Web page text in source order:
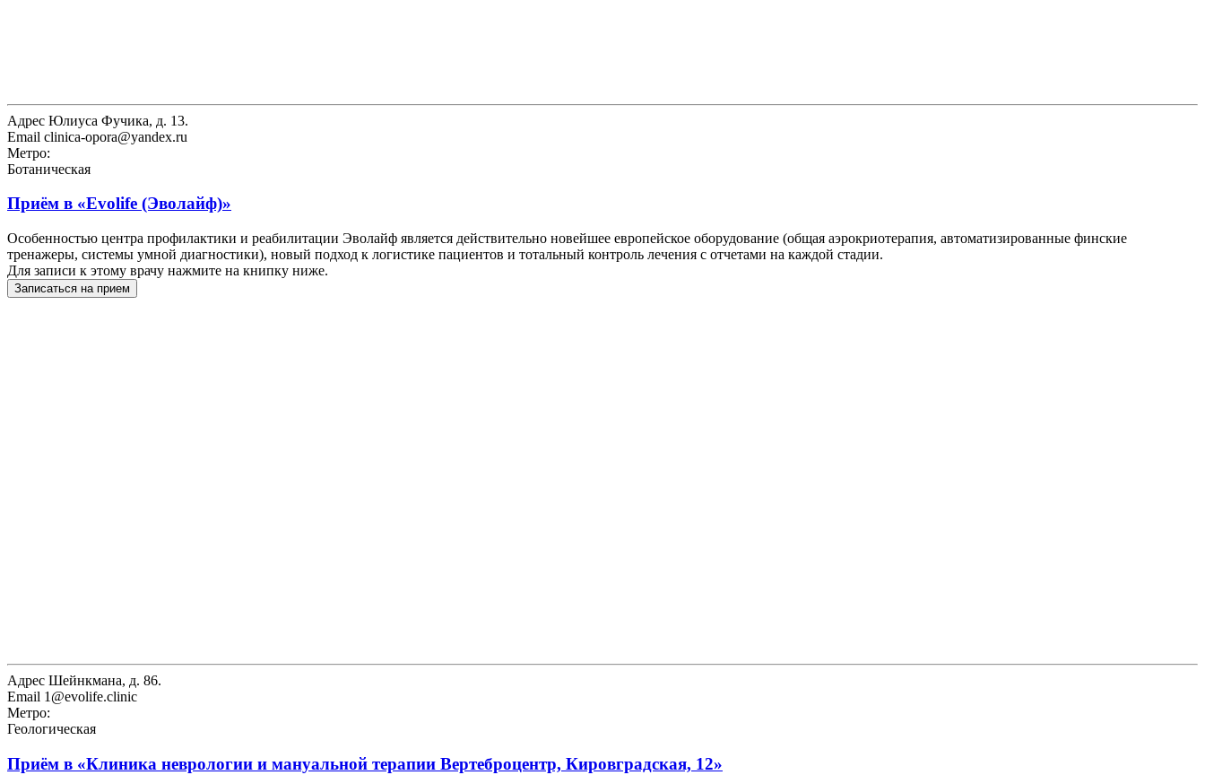
Адрес Юлиуса Фучика, д. 13.
Email clinica-opora@yandex.ru
Метро:
Ботаническая
Приём в «Evolife (Эволайф)»
Особенностью центра профилактики и реабилитации Эволайф является действительно новейшее европейское оборудование (общая аэрокриотерапия, автоматизированные финские
тренажеры, системы умной диагностики), новый подход к логистике пациентов и тотальный контроль лечения с отчетами на каждой стадии.
Для записи к этому врачу нажмите на книпку ниже.
Записаться на прием
Адрес Шейнкмана, д. 86.
Email 1@evolife.clinic
Метро:
Геологическая
Приём в «Клиника неврологии и мануальной терапии Вертеброцентр, Кировградская, 12»